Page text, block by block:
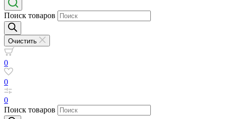
Поиск товаров
Очистить
0
0
0
Поиск товаров